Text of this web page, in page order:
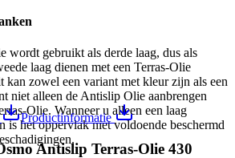
wordt gebruikt als derde laag, dus als
laag dienen met een Terras-Olie
kan zowel een variant met kleur zijn als een
niet alleen de Antislip Olie aanbrengen
Olie. Wanneer u alleen een laag
is het oppervlak niet voldoende beschermd
Productinformatie
Antislip Terras-Olie 430